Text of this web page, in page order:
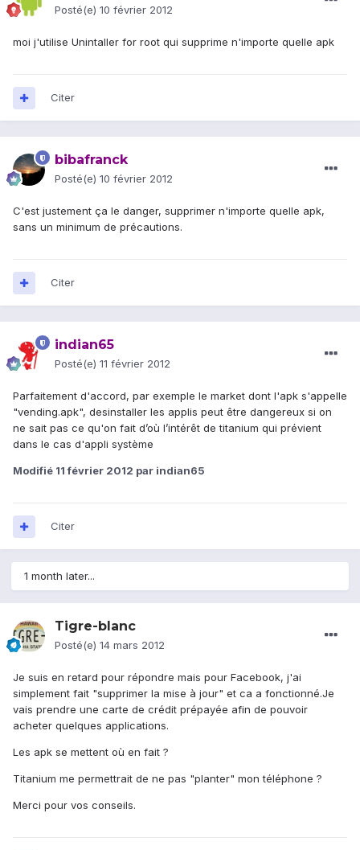
Posté(e) 10 février 2012
moi j'utilise Unintaller for root qui supprime n'importe quelle apk
Citer
bibafranck
Posté(e) 10 février 2012
C'est justement ça le danger, supprimer n'importe quelle apk,
sans un minimum de précautions.
Citer
indian65
Posté(e) 11 février 2012
Parfaitement d'accord, par exemple le market dont l'apk s'appelle
"vending.apk", desinstaller les applis peut être dangereux si on
ne sait pas ce qu'on fait d’où l’intérêt de titanium qui prévient
dans le cas d'appli système
Modifié 11 février 2012 par indian65
Citer
1 month later...
Tigre-blanc
Posté(e) 14 mars 2012
Je suis en retard pour répondre mais pour Facebook, j'ai
simplement fait "supprimer la mise à jour" et ca a fonctionné.Je
vais prendre une carte de crédit prépayée afin de pouvoir
acheter quelques applications.
Les apk se mettent où en fait ?
Titanium me permettrait de ne pas "planter" mon téléphone ?
Merci pour vos conseils.